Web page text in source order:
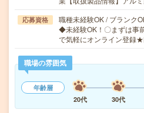
応募資格
職種未経験OK / ブランク
◆未経験OK！〇まずは事
で気軽にオンライン登録
職場の雰囲気
年齢層
20代
30代